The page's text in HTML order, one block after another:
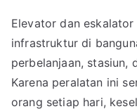
Elevator dan
infrastruktur di
perbelanjaan, stasiun,
Karena peralatan ini
orang setiap hari,